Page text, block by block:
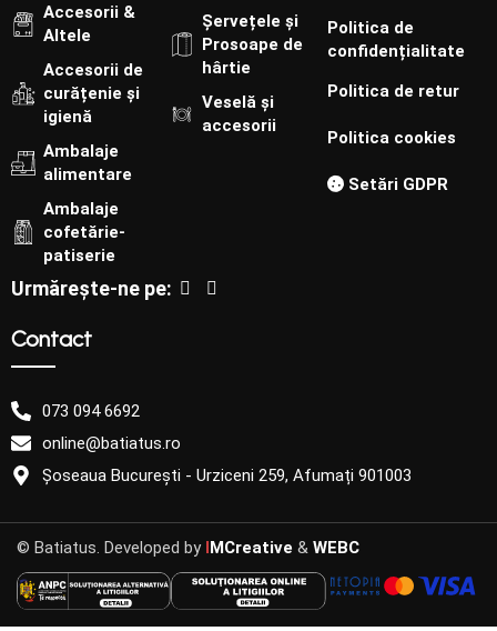
Accesorii &
Altele
Accesorii de
curățenie și
igienă
Ambalaje
alimentare
Ambalaje
cofetărie-
patiserie
Șervețele și
Prosoape de
hârtie
Veselă și
accesorii
Politica de
confidențialitate
Politica de retur
Politica cookies
Setări GDPR
Urmărește-ne pe:
Contact
073 094 6692
online@batiatus.ro
Șoseaua București - Urziceni 259, Afumați 901003
© Batiatus. Developed by IMCreative & WEBC
Cutii pentru
Produs
comandă
Acest
produs este